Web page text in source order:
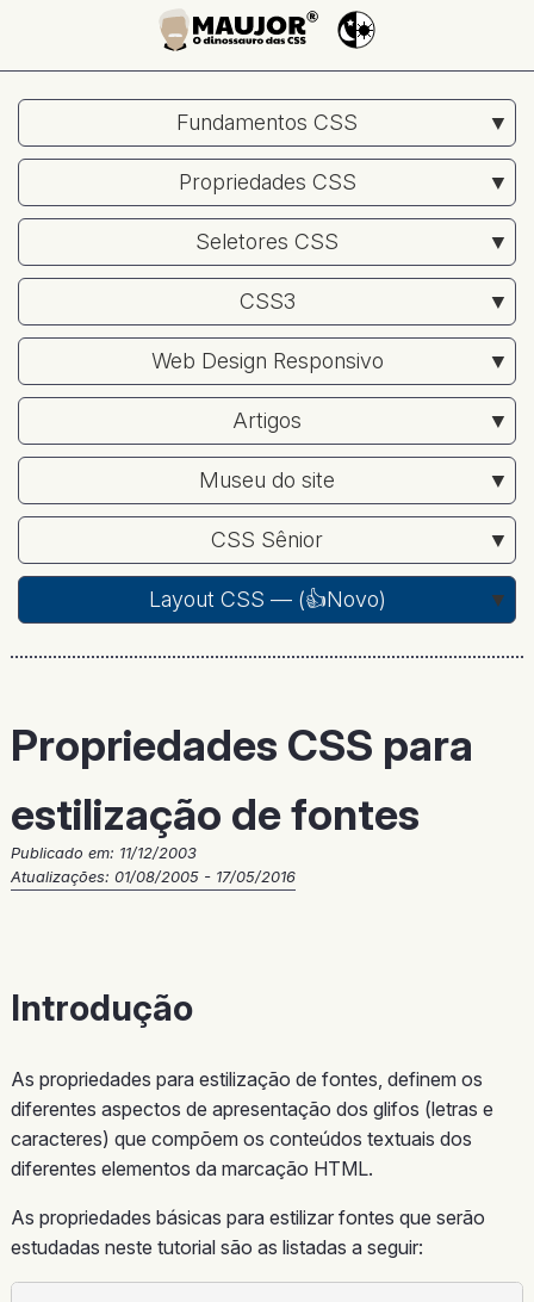
Fundamentos CSS
Propriedades CSS
Seletores CSS
CSS3
Web Design Responsivo
Artigos
Museu do site
CSS Sênior
Layout CSS — (👍Novo)
Propriedades CSS para
estilização de fontes
Publicado em: 11/12/2003
Atualizações: 01/08/2005 - 17/05/2016
Introdução
As propriedades para estilização de fontes, definem os
diferentes aspectos de apresentação dos glifos (letras e
caracteres) que compõem os conteúdos textuais dos
diferentes elementos da marcação HTML.
As propriedades básicas para estilizar fontes que serão
estudadas neste tutorial são as listadas a seguir: